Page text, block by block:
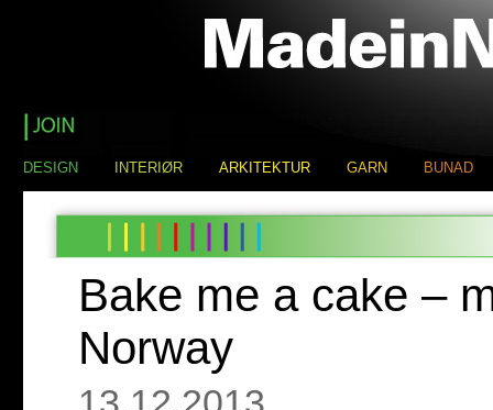
DESIGN INTERIØR ARKITEKTUR GARN BUNAD
Bake me a cake –
Norway